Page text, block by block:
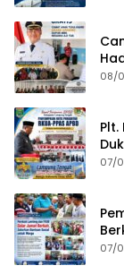
Aji
08/
07/
07/